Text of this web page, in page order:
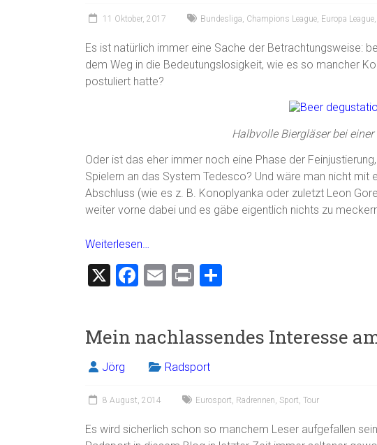
11 Oktober, 2017 Bundesliga Champions League Europa League
Es ist natürlich immer eine Sache der Betrachtungsweise:
dem Weg in die Bedeutungslosigkeit, wie es so mancher
postuliert hatte?
Halbvolle Biergläser bei
Oder ist das eher immer noch eine Phase der
Spielern an das System Tedesco? Und wäre man nicht mit
Abschluss (wie es z. B. Konoplyanka oder zuletzt Leon
weiter vorne dabei und es gäbe eigentlich nichts zu
Weiterlesen…
X
F
b
o
E
l
Pr
n
Mein nachlassendes Interesse
Jörg Radsport
8 August, 2014 Eurosport Radrennen Sport Tour
Es wird sicherlich schon so manchem Leser aufgefallen